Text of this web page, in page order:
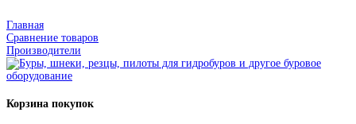
Главная
Сравнение товаров
Производители
Корзина покупок